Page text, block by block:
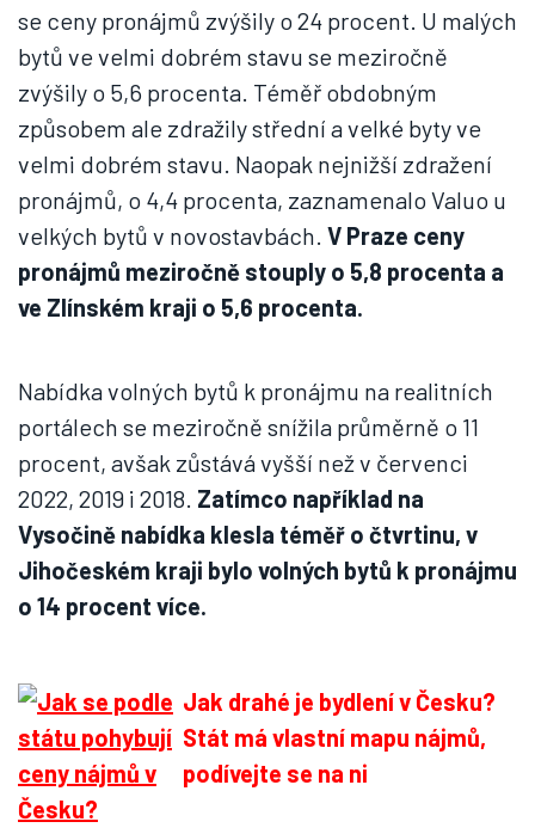
se ceny pronájmů zvýšily o 24 procent. U malých
bytů ve velmi dobrém stavu se meziročně
zvýšily o 5,6 procenta. Téměř obdobným
způsobem ale zdražily střední a velké byty ve
velmi dobrém stavu. Naopak nejnižší zdražení
pronájmů, o 4,4 procenta, zaznamenalo Valuo u
velkých bytů v novostavbách. V Praze ceny
pronájmů meziročně stouply o 5,8 procenta a
ve Zlínském kraji o 5,6 procenta.
Nabídka volných bytů k pronájmu na realitních
portálech se meziročně snížila průměrně o 11
procent, avšak zůstává vyšší než v červenci
2022, 2019 i 2018. Zatímco například na
Vysočině nabídka klesla téměř o čtvrtinu, v
Jihočeském kraji bylo volných bytů k pronájmu
o 14 procent více.
Jak drahé je bydlení v Česku?
Stát má vlastní mapu nájmů,
podívejte se na ni